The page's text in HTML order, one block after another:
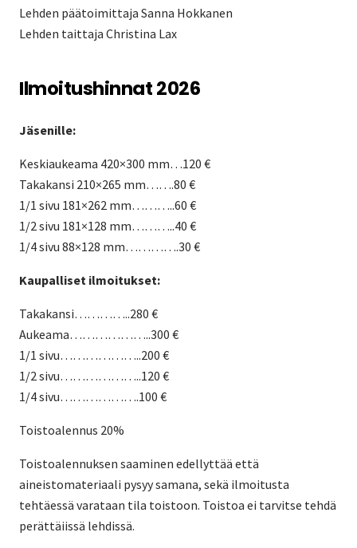
Lehden päätoimittaja Sanna Hokkanen
Lehden taittaja Christina Lax
Ilmoitushinnat 2026
Jäsenille:
Keskiaukeama 420×300 mm…120 €
Takakansi 210×265 mm…….80 €
1/1 sivu 181×262 mm………..60 €
1/2 sivu 181×128 mm………..40 €
1/4 sivu 88×128 mm………….30 €
Kaupalliset ilmoitukset:
Takakansi…………..280 €
Aukeama………………..300 €
1/1 sivu………………..200 €
1/2 sivu………………..120 €
1/4 sivu……………….100 €
Toistoalennus 20%
Toistoalennuksen saaminen edellyttää että
aineistomateriaali pysyy samana, sekä ilmoitusta
tehtäessä varataan tila toistoon. Toistoa ei tarvitse tehdä
perättäiissä lehdissä.